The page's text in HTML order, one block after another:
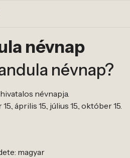
névnap
névnap?
névnapja.
április 15., július 15., október 15.
magyar